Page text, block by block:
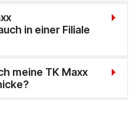
in einer Filiale
meine TK Maxx